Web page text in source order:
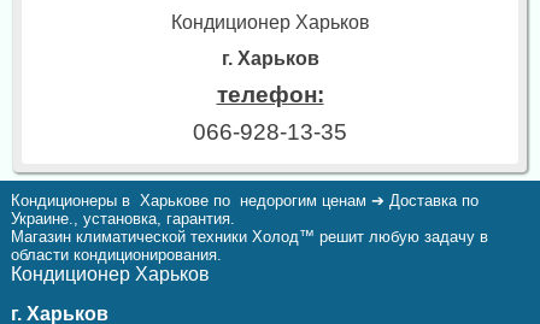
Кондиционер Харьков
г. Харьков
телефон:
066-928-13-35
Кондиционеры в Харькове по недорогим ценам ➔ Доставка по
Украине., установка, гарантия.
Магазин климатической техники Холод™ решит любую задачу в
области кондиционирования.
Кондиционер Харьков
г. Харьков